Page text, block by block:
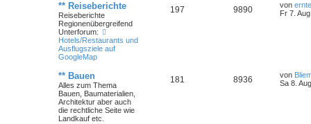
** Reiseberichte
Reiseberichte
Regionenübergreifend
Unterforum:
Hotels/Restaurants und
Ausflugsziele auf
GoogleMap
197 9890 von ernte
Fr 7.
** Bauen
Alles zum Thema
Bauen, Baumaterialien,
Architektur aber auch
die rechtliche Seite wie
Landkauf etc.
181 8936 von
Sa 8.